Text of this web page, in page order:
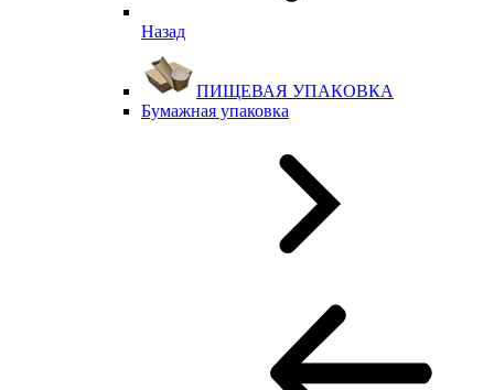
Назад
ПИЩЕВАЯ УПАКОВКА
Бумажная упаковка